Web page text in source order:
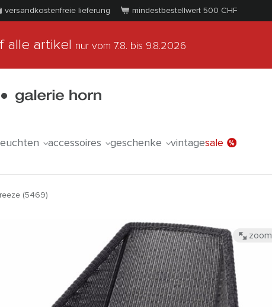
versandkostenfreie lieferung mindestbestellwert 500 CHF
alle artikel nur vom 7.8. bis 9.8.2026
leuchten accessoires geschenke vintagesale
(5469)
zoom